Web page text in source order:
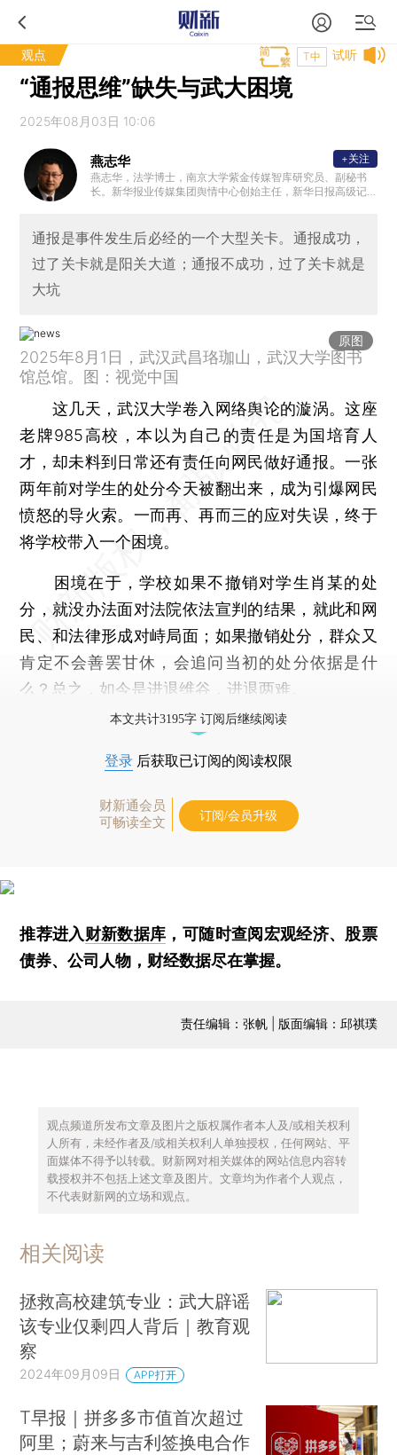
观点 试听
T中
“通报思维”缺失与武大困境
2025年08月03日 10:06
燕志华
燕志华，法学博士，南京大学紫金传媒智库研究员、副秘书
长。新华报业传媒集团舆情中心创始主任，新华日报高级记
室舆情委员会委员。中国多个城市舆情顾问，多所大学兼职
教授，多家央企国企的舆情顾问，拥有数百场舆情应对和危
机管理的讲座和咨询经历。
+关注
通报是事件发生后必经的一个大型关卡。通报成功，
过了关卡就是阳关大道；通报不成功，过了关卡就是
大坑
原图
2025年8月1日，武汉武昌珞珈山，武汉大学图书
馆总馆。图：视觉中国
这几天，武汉大学卷入网络舆论的漩涡。这座
老牌985高校，本以为自己的责任是为国培育人
才，却未料到日常还有责任向网民做好通报。一张
两年前对学生的处分今天被翻出来，成为引爆网民
愤怒的导火索。一而再、再而三的应对失误，终于
将学校带入一个困境。
困境在于，学校如果不撤销对学生肖某的处
分，就没办法面对法院依法宣判的结果，就此和网
民、和法律形成对峙局面；如果撤销处分，群众又
肯定不会善罢甘休，会追问当初的处分依据是什
么？总之，如今是进退维谷，进退两难。
本文共计3195字 订阅后继续阅读
登录 后获取已订阅的阅读权限
财新通会员
可畅读全文
订阅/会员升级
推荐进入财新数据库 ，可随时查阅宏观经济、股票
债券、公司人物，财经数据尽在掌握。
责任编辑：张帆 | 版面编辑：邱祺璞
观点频道所发布文章及图片之版权属作者本人及/或相关权利
人所有，未经作者及/或相关权利人单独授权，任何网站、平
面媒体不得予以转载。财新网对相关媒体的网站信息内容转
载授权并不包括上述文章及图片。文章均为作者个人观点，
不代表财新网的立场和观点。
相关阅读
拯救高校建筑专业：武大辟谣
该专业仅剩四人背后｜教育观
察
2024年09月09日 APP打开
T早报｜拼多多市值首次超过
阿里；蔚来与吉利签换电合作